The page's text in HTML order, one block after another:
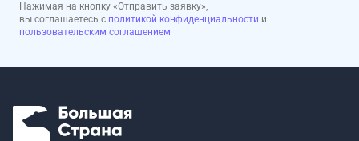
Нажимая на кнопку «Отправить заявку»,
вы соглашаетесь с политикой конфиденциальности и
пользовательским соглашением